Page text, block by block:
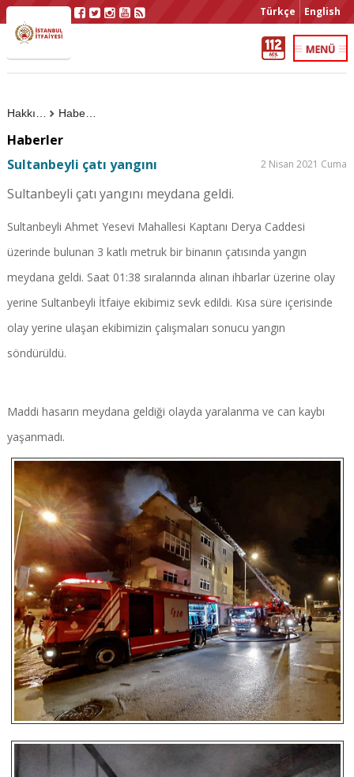
Türkçe English
Haberler
Haberler
Sultanbeyli çatı yangını
2 Nisan 2021 Cuma
Sultanbeyli çatı yangını meydana geldi.
Sultanbeyli Ahmet Yesevi Mahallesi Kaptanı Derya Caddesi
üzerinde bulunan 3 katlı metruk bir binanın çatısında yangın
meydana geldi. Saat 01:38 sıralarında alınan ihbarlar üzerine olay
yerine Sultanbeyli İtfaiye ekibimiz sevk edildi. Kısa süre içerisinde
olay yerine ulaşan ekibimizin çalışmaları sonucu yangın
söndürüldü.
Maddi hasarın meydana geldiği olayda yaralanma ve can kaybı
yaşanmadı.